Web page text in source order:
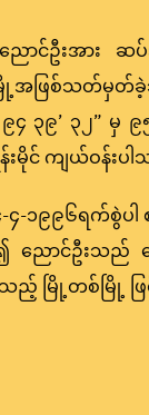
င်ဦးအား ဆပ်ဒီ
ြို့အဖြစ်သတ်မှ
၄ ၃၉’ ၃၂” မှ
င် ကျယ်ဝန်းပါ
၄-၁၉၉၆ရက်စွဲပ
ညောင်ဦးသည်
သည့် မြို့တစ်မြို့ ဖ